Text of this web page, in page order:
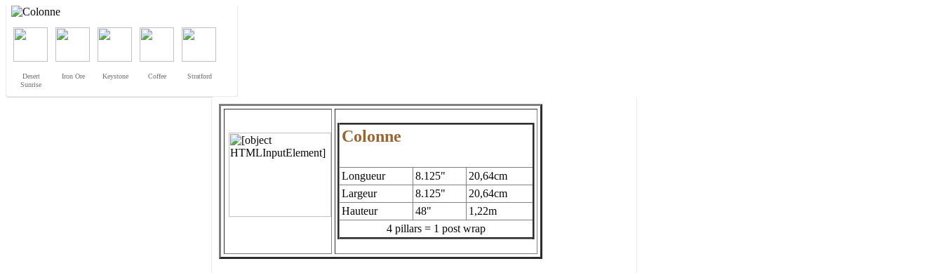
Desert
Sunrise
Iron Ore Keystone Coffee Stratford
Colonne
Longueur 8.125"
20,64cm
Largeur
8.125"
20,64cm
Hauteur
48"
1,22m
4 pillars = 1 post wrap